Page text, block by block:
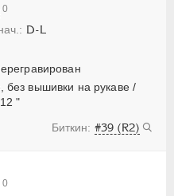
D-L
вышивки на рукаве /
"
#39 (R2)
0
0